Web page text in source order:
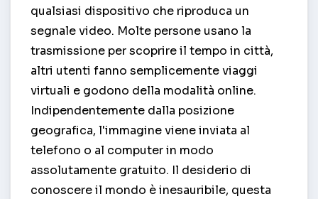
qualsiasi dispositivo che riproduca un
segnale video. Molte persone usano la
trasmissione per scoprire il tempo in città,
altri utenti fanno semplicemente viaggi
virtuali e godono della modalità online.
Indipendentemente dalla posizione
geografica, l'immagine viene inviata al
telefono o al computer in modo
assolutamente gratuito. Il desiderio di
conoscere il mondo è inesauribile, questa